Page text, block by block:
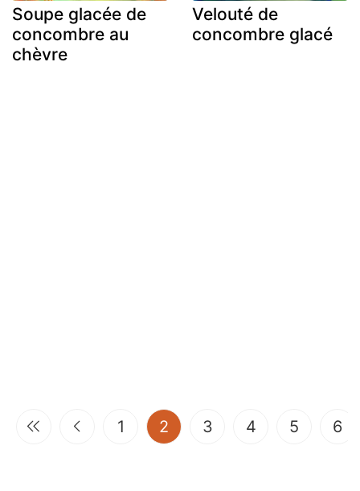
Soupe glacée de
concombre au
chèvre
Velouté de
concombre glacé
1 2 (current)
3 4 5 6